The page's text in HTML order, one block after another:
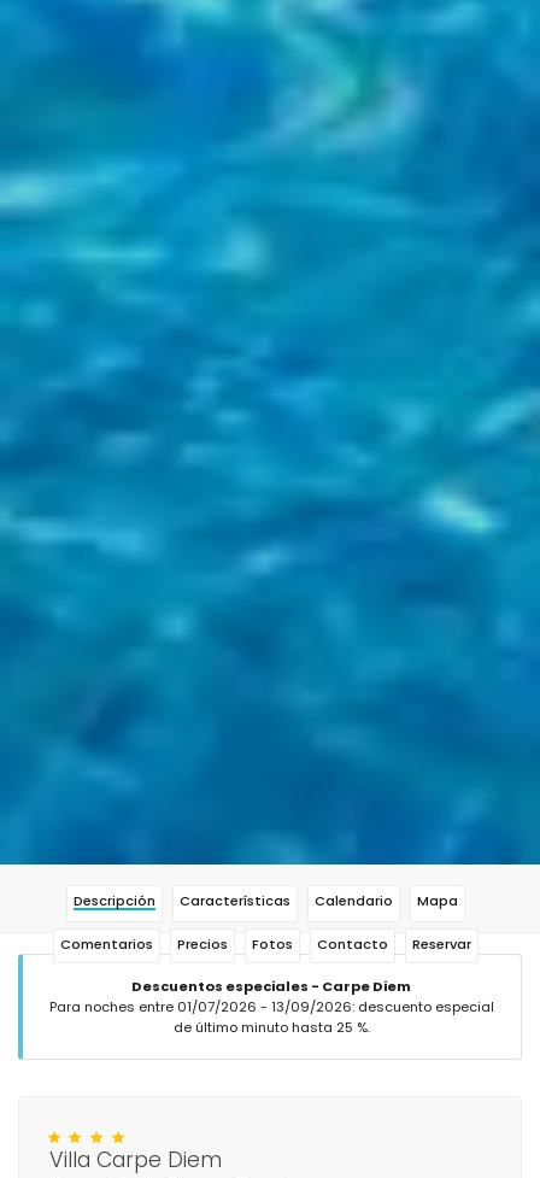
Descripción Características Calendario Mapa
Comentarios Precios Fotos Contacto Reservar
Descuentos especiales - Carpe Diem
Para noches entre 01/07/2026 - 13/09/2026: descuento especial
de último minuto hasta 25 %.
Villa Carpe Diem